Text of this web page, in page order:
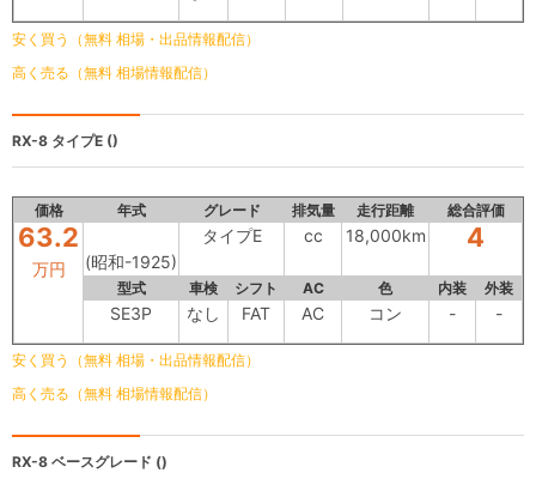
安く買う（無料 相場・出品情報配信）
高く売る（無料 相場情報配信）
RX-8 タイプE ()
価格 年式 グレード 排気量 走行距離 総合評価
63.2
万円 (昭和-1925)
タイプE cc 18,000km 4
型式 車検 シフト AC 色 内装 外装
SE3P なし FAT AC コン - -
安く買う（無料 相場・出品情報配信）
高く売る（無料 相場情報配信）
RX-8 ベースグレード ()